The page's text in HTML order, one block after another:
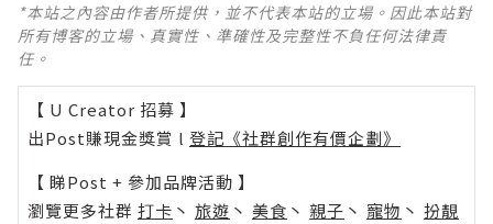
*本站之內容由作者所提供，並不代表本站的立場。因此本站對
所有博客的立場、真實性、準確性及完整性不負任何法律責
任。
【 U Creator 招募 】
出Post賺現金獎賞 l 登記《社群創作有價企劃》
【 睇Post + 參加品牌活動 】
瀏覽更多社群 打卡 丶 旅遊 丶 美食 丶 親子 丶 寵物 丶 扮靚